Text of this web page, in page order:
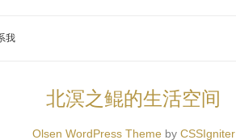
我
北溟之鲲的生活空间
Olsen WordPress Theme by CSSIgniter